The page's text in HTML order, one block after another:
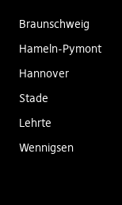
Braunschweig
Hameln-Pymont
Hannover
Stade
Lehrte
Wennigsen